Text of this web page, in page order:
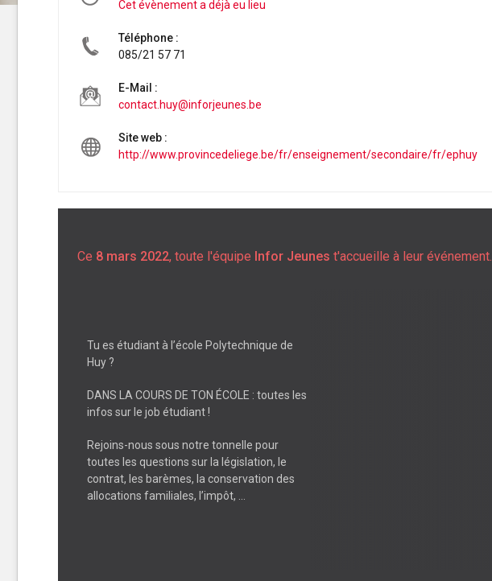
Cet évènement a déjà eu lieu
Téléphone :
085/21 57 71
E-Mail :
contact.huy@inforjeunes.be
Site web :
http://www.provincedeliege.be/fr/enseignement/secondaire/fr/ephuy
Ce 8 mars 2022, toute l'équipe Infor Jeunes t'accueille à leur événement.
Tu es étudiant à l’école Polytechnique de
Huy ?
DANS LA COURS DE TON ÉCOLE : toutes les
infos sur le job étudiant !
Rejoins-nous sous notre tonnelle pour
toutes les questions sur la législation, le
contrat, les barèmes, la conservation des
allocations familiales, l’impôt, …